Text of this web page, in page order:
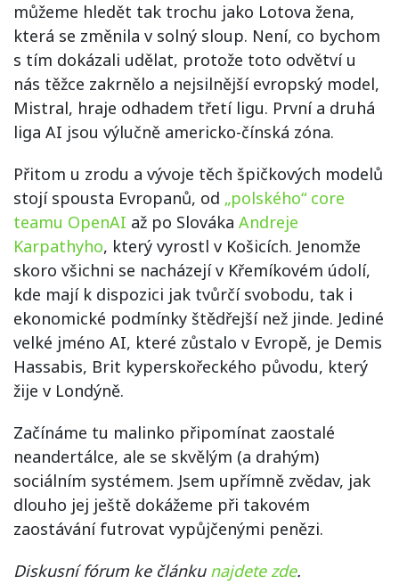
můžeme hledět tak trochu jako Lotova žena,
která se změnila v solný sloup. Není, co bychom
s tím dokázali udělat, protože toto odvětví u
nás těžce zakrnělo a nejsilnější evropský model,
Mistral, hraje odhadem třetí ligu. První a druhá
liga AI jsou výlučně americko-čínská zóna.
Přitom u zrodu a vývoje těch špičkových modelů
stojí spousta Evropanů, od „polského“ core
teamu OpenAI až po Slováka Andreje
Karpathyho, který vyrostl v Košicích. Jenomže
skoro všichni se nacházejí v Křemíkovém údolí,
kde mají k dispozici jak tvůrčí svobodu, tak i
ekonomické podmínky štědřejší než jinde. Jediné
velké jméno AI, které zůstalo v Evropě, je Demis
Hassabis, Brit kyperskořeckého původu, který
žije v Londýně.
Začínáme tu malinko připomínat zaostalé
neandertálce, ale se skvělým (a drahým)
sociálním systémem. Jsem upřímně zvědav, jak
dlouho jej ještě dokážeme při takovém
zaostávání futrovat vypůjčenými penězi.
Diskusní fórum ke článku najdete zde.